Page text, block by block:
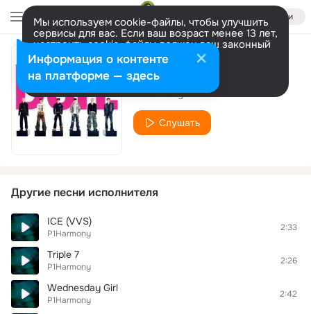
Войти
Мы используем cookie-файлы, чтобы улучшить
сервисы для вас. Если ваш возраст менее 13 лет,
настроить cookie-файлы должен ваш законный
представитель. Больше информации
Разрешить все Настроить
Flashy
P1Harmony
Слушать
Другие песни исполнителя
ICE (VVS)
P1Harmony
2:33
Triple 7
P1Harmony
2:26
Wednesday Girl
P1Harmony
2:42
Информация о контенте
на платформе — здесь